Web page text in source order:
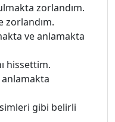
zorlandım.
zorlandım.
ve anlamakta
hissettim.
gibi belirli